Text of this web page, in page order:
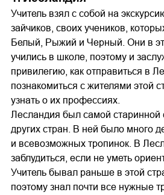
Учитель взял с собой на
зайчиков, своих учеников,
Белый, Рыжий и Черный. Они в
учились в школе, поэтому и
привилегию, как отправиться в
познакомиться с жителями этой
узнать о их профессиях.
Лесландия был самой старинной
других стран. В ней было много
и всевозможных тропинок. В
заблудиться, если не уметь
Учитель бывал раньше в этой
поэтому знал почти все нужные